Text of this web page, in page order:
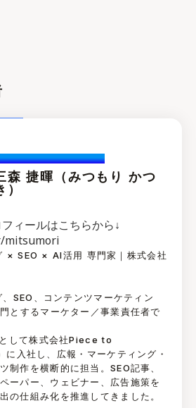
森 捷暉（みつもり かつ
）
ィールはこちらから↓
mitsumori
× SEO × AI活用 専門家｜株式会社
SEO、コンテンツマーケティン
とするマーケター／事業責任者で
して株式会社Piece to
入社し、広報・マーケティング・
制作を横断的に担当。SEO記事、
ーパー、ウェビナー、広告施策を
の仕組み化を推進してきました。